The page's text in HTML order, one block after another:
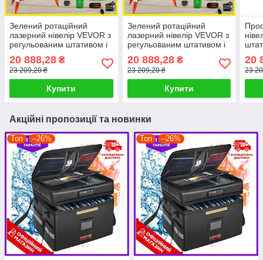
Зелений ротаційний
лазерний нівелір VEVOR з
регульованим штативом і
20 888,28 ₴
23 209,20 ₴
Купити
Зелений ротаційний
лазерний нівелір VEVOR з
регульованим штативом і
20 888,28₴
23 209,20 ₴
Купити
20
23
Акційні пропозиції та новинки
Топ –26% Топ –26%